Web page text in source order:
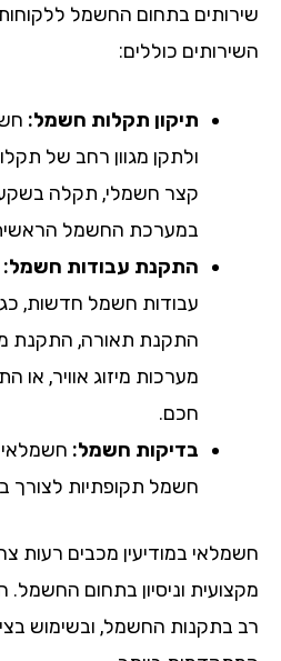
בתחום החשמל ללקוחות
כוללים:
תיקון תקלות חשמל:
ולתקן מגוון רחב של תקלות
קצר חשמלי, תקלה בשקע או
במערכת החשמל הראשית.
התקנת עבודות חשמל:
עבודות חשמל חדשות, כגון
התקנת תאורה, התקנת
מערכות מיזוג אוויר, או
בדיקות חשמל:חשמלאי
חשמל תקופתיות לצורך
במודיעין מכבים רעות צריך
וניסיון בתחום החשמל. הוא
בתקנות החשמל, ובשימוש בציוד